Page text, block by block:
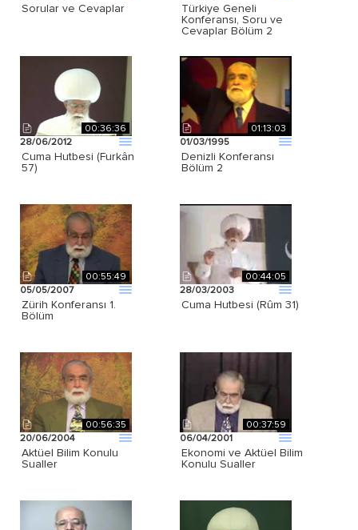
Sorular ve Cevaplar
Türkiye Geneli
Konferansı, Soru ve
Cevaplar Bölüm 2
00:36:36
28/06/2012
Cuma Hutbesi (Furkân
57)
01:13:03
01/03/1995
Denizli Konferansı
Bölüm 2
00:55:49
05/05/2007
Zürih Konferansı 1.
Bölüm
00:44:05
28/03/2003
Cuma Hutbesi (Rûm 31)
00:56:35
20/06/2004
Aktüel Bilim Konulu
Sualler
00:37:59
06/04/2001
Ekonomi ve Aktüel Bilim
Konulu Sualler